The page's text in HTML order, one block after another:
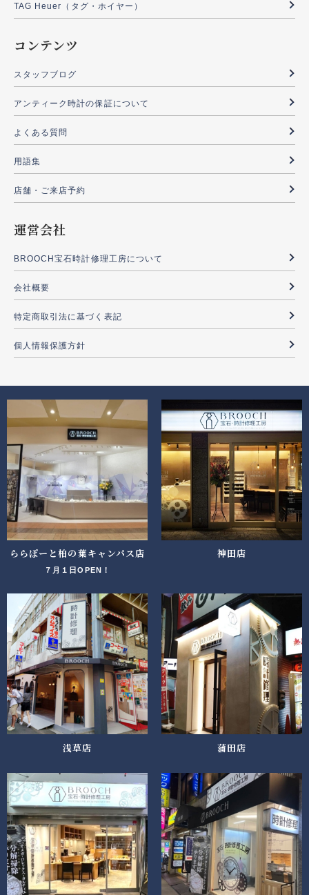
TAG Heuer（タグ・ホイヤー）
コンテンツ
スタッフブログ
アンティーク時計の保証について
よくある質問
用語集
店舗・ご来店予約
運営会社
BROOCH宝石時計修理工房について
会社概要
特定商取引法に基づく表記
個人情報保護方針
ららぽーと柏の葉キャンパス店
７月１日OPEN！
神田店
浅草店 蒲田店